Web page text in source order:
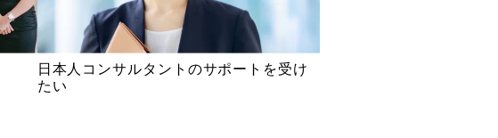
日本人コンサルタントのサポートを受け
たい